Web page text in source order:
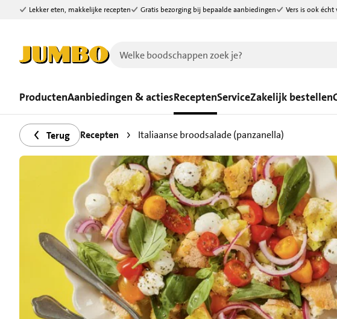
Ga naar zoeken
Ga naar hoofdinhoud
Lekker eten, makkelijke recepten Gratis bezorging bij bepaalde aanbiedingen Vers is ook écht
ProductenAanbiedingen & actiesReceptenServiceZakelijk bestellen
Terug Recepten Italiaanse broodsalade (panzanella)